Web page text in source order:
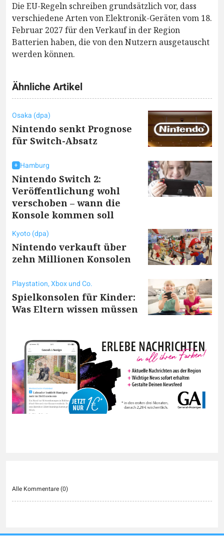
Die EU-Regeln schreiben grundsätzlich vor, dass
verschiedene Arten von Elektronik-Geräten vom 18.
Februar 2027 für den Verkauf in der Region
Batterien haben, die von den Nutzern ausgetauscht
werden können.
Ähnliche Artikel
Osaka (dpa)
Nintendo senkt Prognose
für Switch-Absatz
Hamburg
Nintendo Switch 2:
Veröffentlichung wohl
verschoben – wann die
Konsole kommen soll
Kyoto (dpa)
Nintendo verkauft über
zehn Millionen Konsolen
Playstation, Xbox und Co.
Spielkonsolen für Kinder:
Was Eltern wissen müssen
Alle Kommentare (0)